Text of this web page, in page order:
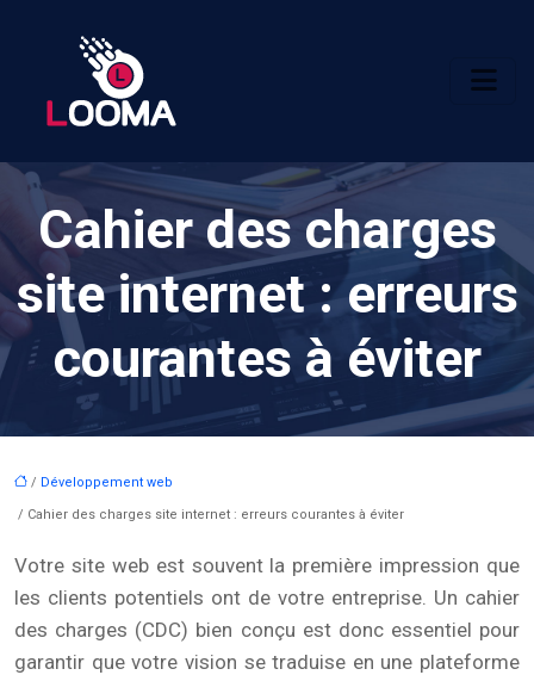
Cahier des charges
site internet : erreurs
courantes à éviter
/ Développement web
/ Cahier des charges site internet : erreurs courantes à éviter
Votre site web est souvent la première impression que
les clients potentiels ont de votre entreprise. Un cahier
des charges (CDC) bien conçu est donc essentiel pour
garantir que votre vision se traduise en une plateforme